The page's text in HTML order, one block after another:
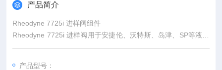
产品简介
Rheodyne 7725i 进样阀组件
Rheodyne 7725i 进样阀用于安捷伦、沃特斯、岛津、SP等液相
色谱仪。进样范围为1µL-5mL，阀带20µL定量管（可根据要求选
产品型号：